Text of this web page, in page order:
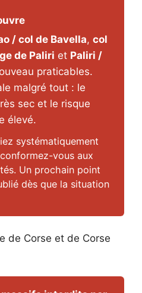
/ col de Bavella, col
de Paliri et Paliri /
praticables.
malgré tout : le
sec et le risque
élevé.
systématiquement
vous aux
Un prochain point
dès que la situation
de Corse et de Corse